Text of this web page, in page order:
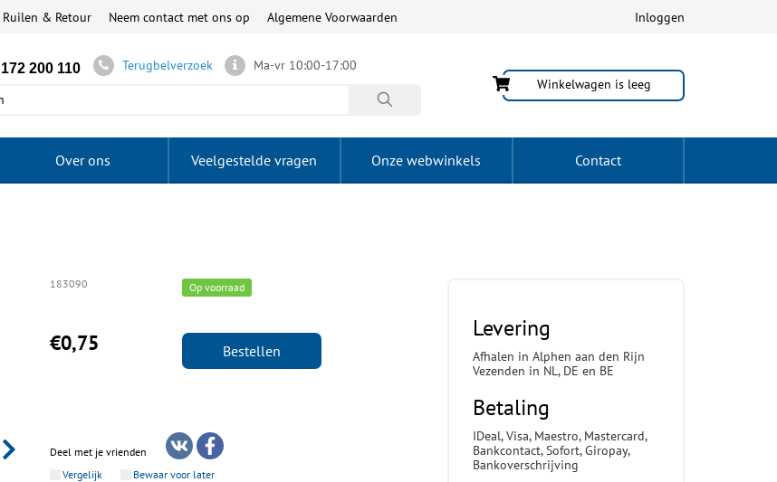
Inloggen
Ruilen & Retour Neem contact met ons op Algemene Voorwaarden
200 110 Terugbelverzoek
Ma-vr 10:00-17:00
Winkelwagen is leeg
Over ons Veelgestelde vragen Onze webwinkels Contact
183090 Op voorraad
€0,75 Bestellen
Deel met je vrienden
Vergelijk
Bewaar voor later
Levering
Afhalen in Alphen aan den Rijn
Vezenden in NL, DE en BE
Betaling
IDeal, Visa, Maestro, Mastercard,
Bankcontact, Sofort, Giropay,
Bankoverschrijving